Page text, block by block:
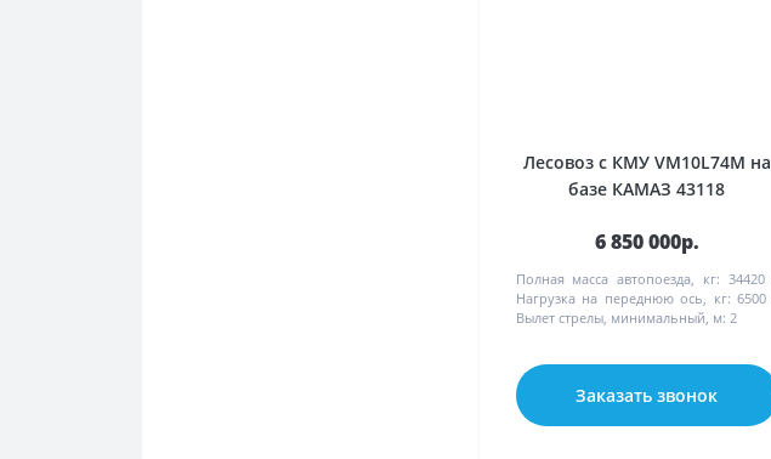
Лесовоз с КМУ VM10L74M на
базе КАМАЗ 43118
6 850 000р.
Полная масса автопоезда, кг: 34420
Нагрузка на переднюю ось, кг: 6500
Вылет стрелы, минимальный, м: 2
Заказать звонок